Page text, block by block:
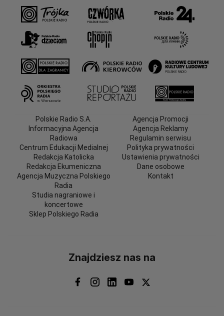
Polskie Radio S.A.
Informacyjna Agencja
Radiowa
Centrum Edukacji Medialnej
Redakcja Katolicka
Redakcja Ekumeniczna
Agencja Muzyczna Polskiego
Radia
Studia nagraniowe i
koncertowe
Sklep Polskiego Radia
Agencja Promocji
Agencja Reklamy
Regulamin serwisu
Polityka prywatności
Ustawienia prywatności
Dane osobowe
Kontakt
Znajdziesz nas na